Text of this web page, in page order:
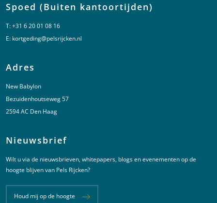
Spoed (Buiten kantoortijden)
T:+31 6 20 01 08 16
E: kortgeding@pelsrijcken.nl
Adres
New Babylon
Bezuidenhoutseweg 57
2594 AC Den Haag
Nieuwsbrief
Wilt u via de nieuwsbrieven, whitepapers, blogs en evenementen op de
hoogte blijven van Pels Rijcken?
Houd mij op de hoogte